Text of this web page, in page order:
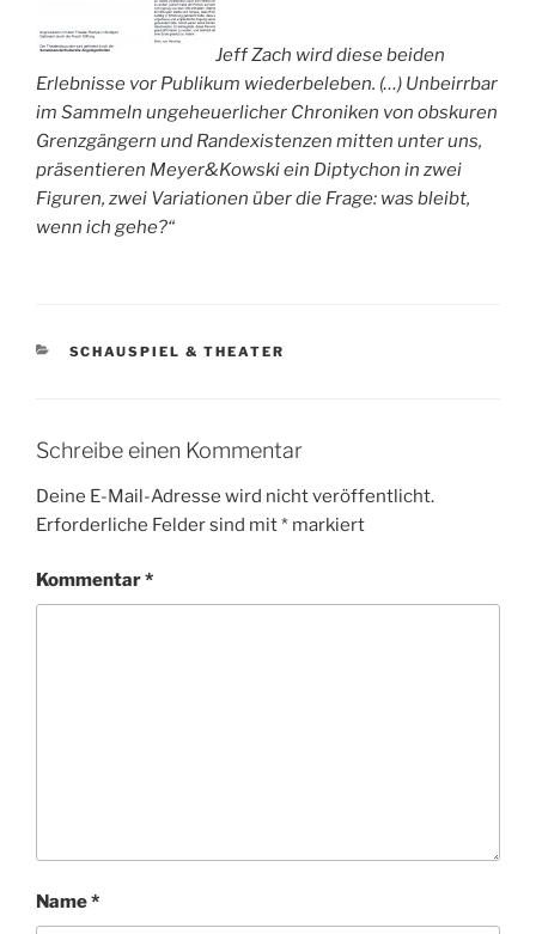
Jeff Zach wird diese beiden
Erlebnisse vor Publikum wiederbeleben. (…) Unbeirrbar
im Sammeln ungeheuerlicher Chroniken von obskuren
Grenzgängern und Randexistenzen mitten unter uns,
präsentieren Meyer&Kowski ein Diptychon in zwei
Figuren, zwei Variationen über die Frage: was bleibt,
wenn ich gehe?“
KATEGORIEN
SCHAUSPIEL & THEATER
Schreibe einen Kommentar
Deine E-Mail-Adresse wird nicht veröffentlicht.
Erforderliche Felder sind mit* markiert
Kommentar*
Name*